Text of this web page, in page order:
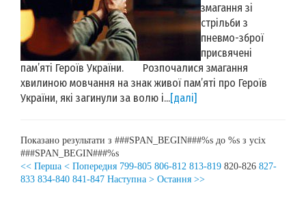
змагання зі
стрільби з
пневмо-зброї
присвячені
пам’яті Героїв України. Розпочалися змагання
хвилиною мовчання на знак живої пам’яті про Героїв
України, які загинули за волю і...[далі]
Показано результати з ###SPAN_BEGIN###%s до %s з усіх
###SPAN_BEGIN###%s
<< Перша < Попередня 799-805 806-812 813-819 820-826 827-
833 834-840 841-847 Наступна > Остання >>